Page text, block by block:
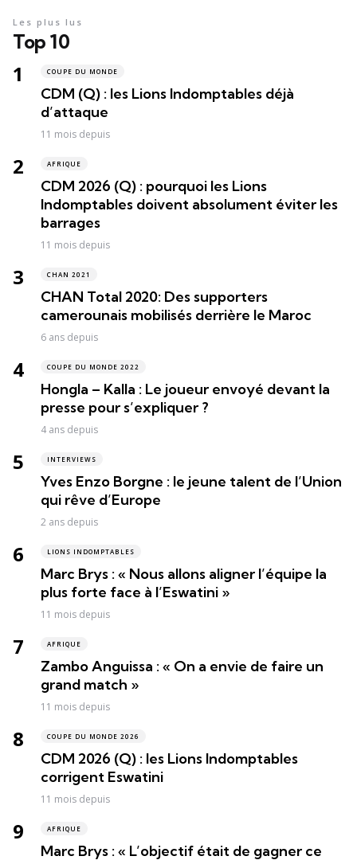
Top 10
Les plus lus
COUPE DU MONDE
CDM (Q) : les Lions Indomptables déjà
d’attaque
11 mois depuis
AFRIQUE
CDM 2026 (Q) : pourquoi les Lions
Indomptables doivent absolument éviter les
barrages
11 mois depuis
CHAN 2021
CHAN Total 2020: Des supporters
camerounais mobilisés derrière le Maroc
6 ans depuis
COUPE DU MONDE 2022
Hongla – Kalla : Le joueur envoyé devant la
presse pour s’expliquer ?
4 ans depuis
INTERVIEWS
Yves Enzo Borgne : le jeune talent de l’Union
qui rêve d’Europe
2 ans depuis
LIONS INDOMPTABLES
Marc Brys : « Nous allons aligner l’équipe la
plus forte face à l’Eswatini »
11 mois depuis
AFRIQUE
Zambo Anguissa : « On a envie de faire un
grand match »
11 mois depuis
COUPE DU MONDE 2026
CDM 2026 (Q) : les Lions Indomptables
corrigent Eswatini
11 mois depuis
AFRIQUE
Marc Brys : « L’objectif était de gagner ce